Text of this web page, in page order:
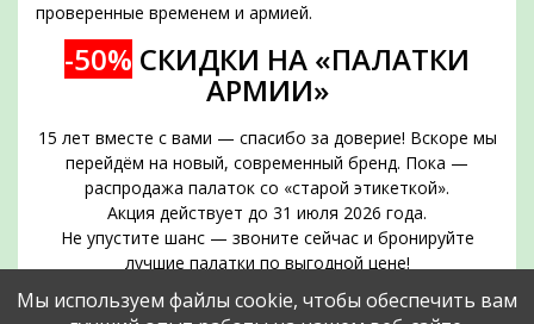
проверенные временем и армией.
-50% СКИДКИ НА «ПАЛАТКИ
АРМИИ»
15 лет вместе с вами — спасибо за доверие! Вскоре мы
перейдём на новый, современный бренд. Пока —
распродажа палаток со «старой этикеткой».
Акция действует до 31 июля 2026 года.
Не упустите шанс — звоните сейчас и бронируйте
лучшие палатки по выгодной цене!
Срок действия акции — до 31 июля 2026 года
Позвоните прямо сейчас и забронируйте нужное
Мы используем файлы cookie, чтобы обеспечить вам